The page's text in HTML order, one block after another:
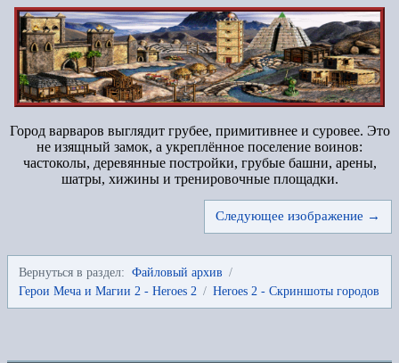
Город варваров выглядит грубее, примитивнее и суровее. Это
не изящный замок, а укреплённое поселение воинов:
частоколы, деревянные постройки, грубые башни, арены,
шатры, хижины и тренировочные площадки.
Следующее изображение →
Вернуться в раздел: Файловый архив /
Герои Меча и Магии 2 - Heroes 2 / Heroes 2 - Скриншоты городов